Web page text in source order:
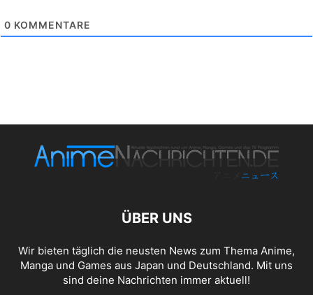
0 KOMMENTARE
ÜBER UNS
Wir bieten täglich die neusten News zum Thema Anime,
Manga und Games aus Japan und Deutschland. Mit uns
sind deine Nachrichten immer aktuell!